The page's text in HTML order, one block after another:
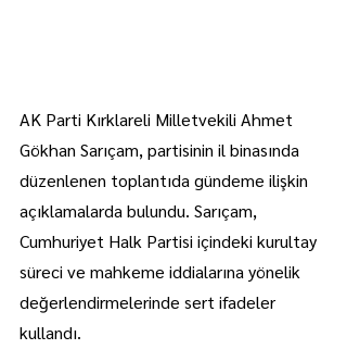
AK Parti Kırklareli Milletvekili Ahmet
Gökhan Sarıçam, partisinin il binasında
düzenlenen toplantıda gündeme ilişkin
açıklamalarda bulundu. Sarıçam,
Cumhuriyet Halk Partisi içindeki kurultay
süreci ve mahkeme iddialarına yönelik
değerlendirmelerinde sert ifadeler
kullandı.